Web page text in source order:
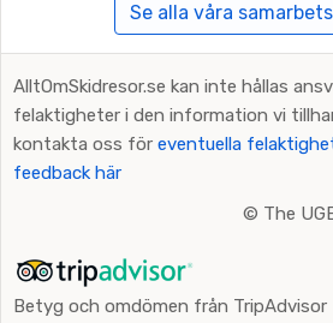
Se alla våra
AlltOmSkidresor.se kan inte hållas
felaktigheter i den information vi
kontakta oss för eventuella
feedback här
© The
Betyg och omdömen från TripAdvisor